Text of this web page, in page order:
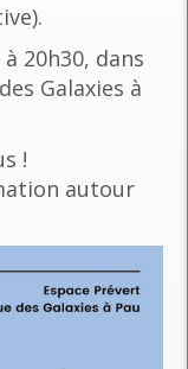
20h30, dans
Galaxies à
!
autour